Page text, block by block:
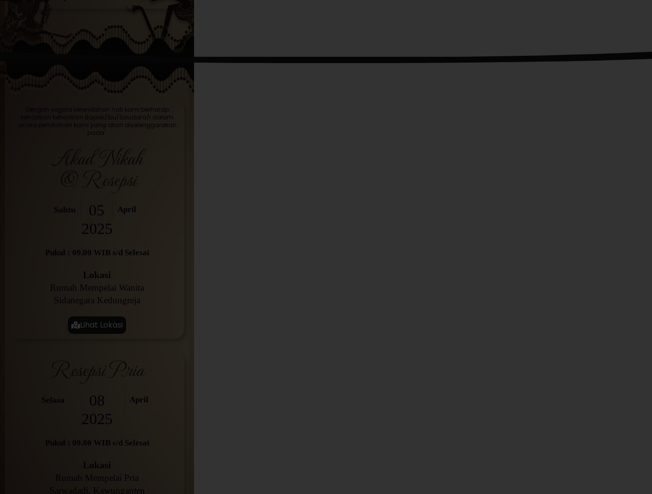
Dengan segala kerendahan hati kami berharap
kehadiran kehadiran Bapak/Ibu/Saudara/i dalam
acara pernikahan kami yang akan diselenggarakan
pada :
Akad Nikah
& Resepsi
Sabtu 05 April
2025
Pukul : 09.00 WIB s/d Selesai
Lokasi
Rumah Mempelai Wanita
Sidanegara Kedungreja
Lihat Lokasi
Resepsi Pria
Selasa 08 April
2025
Pukul : 09.00 WIB s/d Selesai
Lokasi
Rumah Mempelai Pria
Sarwadadi, Kawunganten